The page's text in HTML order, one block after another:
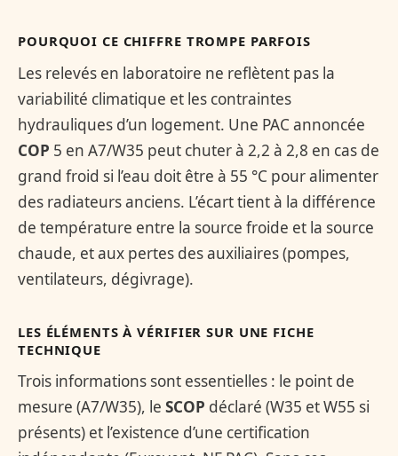
POURQUOI CE CHIFFRE TROMPE PARFOIS
Les relevés en laboratoire ne reflètent pas la
variabilité climatique et les contraintes
hydrauliques d’un logement. Une PAC annoncée
COP 5 en A7/W35 peut chuter à 2,2 à 2,8 en cas de
grand froid si l’eau doit être à 55 °C pour alimenter
des radiateurs anciens. L’écart tient à la différence
de température entre la source froide et la source
chaude, et aux pertes des auxiliaires (pompes,
ventilateurs, dégivrage).
LES ÉLÉMENTS À VÉRIFIER SUR UNE FICHE
TECHNIQUE
Trois informations sont essentielles : le point de
mesure (A7/W35), le SCOP déclaré (W35 et W55 si
présents) et l’existence d’une certification